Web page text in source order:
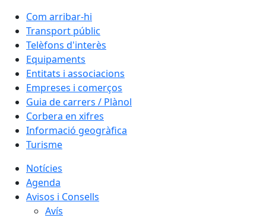
Com arribar-hi
Transport públic
Telèfons d'interès
Equipaments
Entitats i associacions
Empreses i comerços
Guia de carrers / Plànol
Corbera en xifres
Informació geogràfica
Turisme
Notícies
Agenda
Avisos i Consells
Avís